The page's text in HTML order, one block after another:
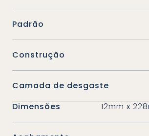
Padrão
Construção
Camada de desgaste
Dimensões
12mm x